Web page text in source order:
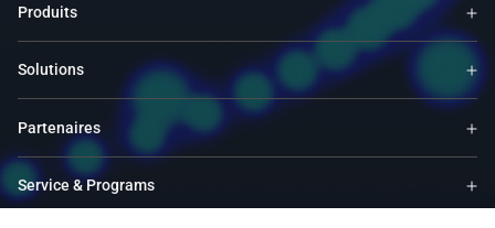
Produits
Solutions
Partenaires
Service & Programs